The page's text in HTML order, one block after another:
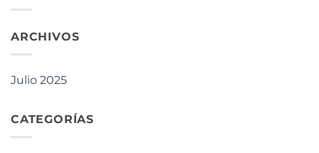
ARCHIVOS
Julio 2025
CATEGORÍAS